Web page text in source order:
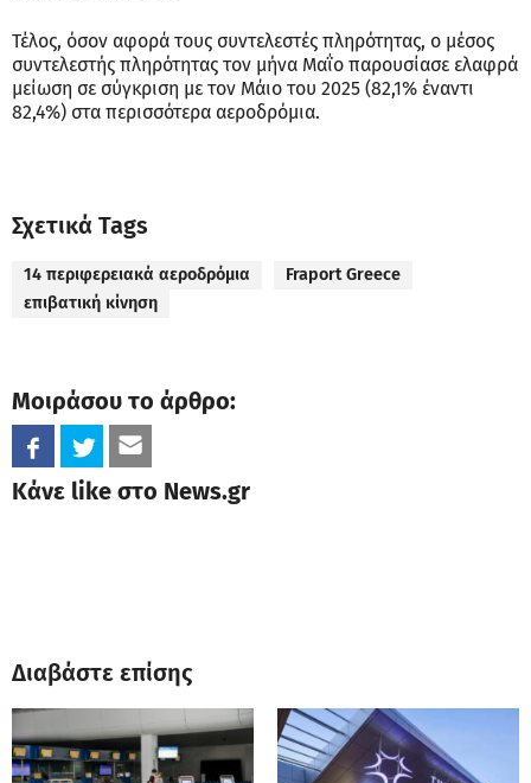
Τέλος, όσον αφορά τους συντελεστές πληρότητας, ο μέσος
συντελεστής πληρότητας τον μήνα Μαΐο παρουσίασε ελαφρά
μείωση σε σύγκριση με τον Μάιο του 2025 (82,1% έναντι
82,4%) στα περισσότερα αεροδρόμια.
Σχετικά Tags
14 περιφερειακά αεροδρόμια
Fraport Greece
επιβατική κίνηση
Μοιράσου το άρθρο:
Κάνε like στο News.gr
Διαβάστε επίσης